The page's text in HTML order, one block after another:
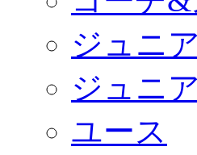
ジュニア
ジュニ
ユース